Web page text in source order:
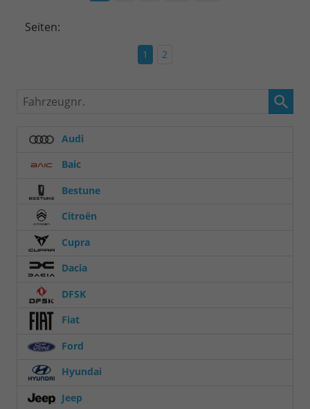
Seiten:
1 2
Fahrzeugnr.
Audi
Baic
Bestune
Citroën
Cupra
Dacia
DFSK
Fiat
Ford
Hyundai
Jeep